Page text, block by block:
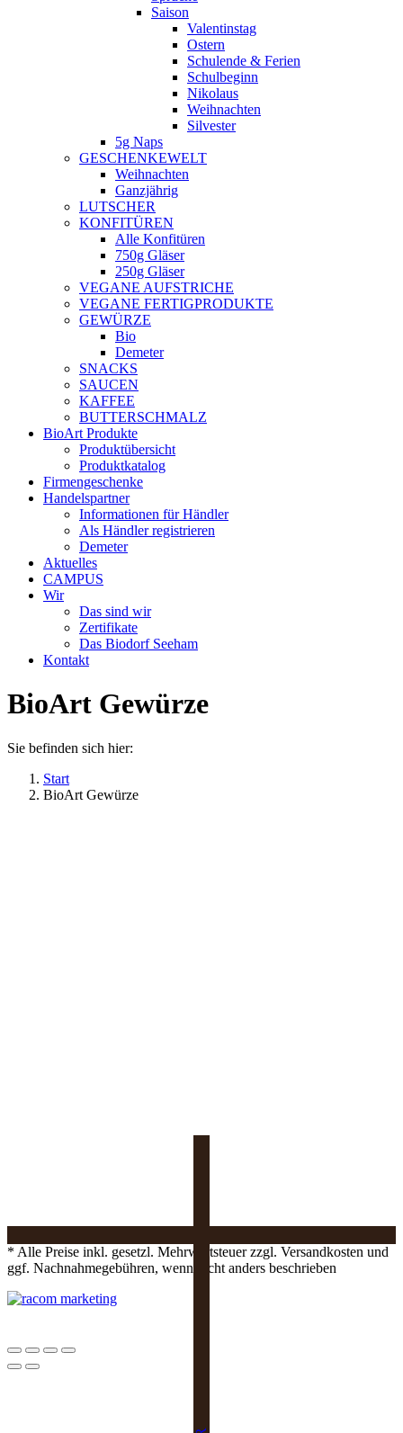
Saison
Valentinstag
Ostern
Schulende & Ferien
Schulbeginn
Nikolaus
Weihnachten
Silvester
5g Naps
GESCHENKEWELT
Weihnachten
Ganzjährig
LUTSCHER
KONFITÜREN
Alle Konfitüren
750g Gläser
250g Gläser
VEGANE AUFSTRICHE
VEGANE FERTIGPRODUKTE
GEWÜRZE
Bio
Demeter
SNACKS
SAUCEN
KAFFEE
BUTTERSCHMALZ
BioArt Produkte
Produktübersicht
Produktkatalog
Firmengeschenke
Handelspartner
Informationen für Händler
Als Händler registrieren
Demeter
Aktuelles
CAMPUS
Wir
Das sind wir
Zertifikate
Das Biodorf Seeham
Kontakt
BioArt Gewürze
Sie befinden sich hier:
Start
BioArt Gewürze
* Alle Preise inkl. gesetzl. Mehrwertsteuer zzgl. Versandkosten und
ggf. Nachnahmegebühren, wenn nicht anders beschrieben